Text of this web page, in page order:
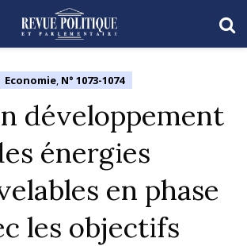
Economie, N° 1073-1074
développement
énergies
en phase
les objectifs